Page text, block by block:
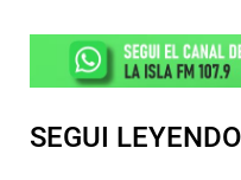
SEGUI LEYENDO